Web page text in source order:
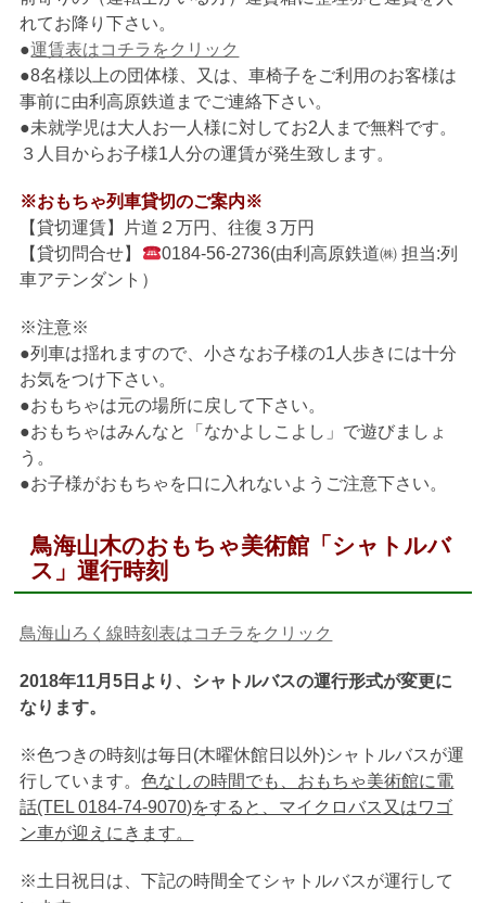
れてお降り下さい。
●運賃表はコチラをクリック
●8名様以上の団体様、又は、車椅子をご利用のお客様は
事前に由利高原鉄道までご連絡下さい。
●未就学児は大人お一人様に対してお2人まで無料です。
３人目からお子様1人分の運賃が発生致します。
※おもちゃ列車貸切のご案内※
【貸切運賃】片道２万円、往復３万円
【貸切問合せ】
0184-56-2736(由利高原鉄道㈱ 担当:列
車アテンダント）
※注意※
●列車は揺れますので、小さなお子様の1人歩きには十分
お気をつけ下さい。
●おもちゃは元の場所に戻して下さい。
●おもちゃはみんなと「なかよしこよし」で遊びましょ
う。
●お子様がおもちゃを口に入れないようご注意下さい。
鳥海山木のおもちゃ美術館「シャトルバ
ス」運行時刻
鳥海山ろく線時刻表はコチラをクリック
2018年11月5日より、シャトルバスの運行形式が変更に
なります。
※色つきの時刻は毎日(木曜休館日以外)シャトルバスが運
行しています。色なしの時間でも、おもちゃ美術館に電
話(TEL 0184-74-9070)をすると、マイクロバス又はワゴ
ン車が迎えにきます。
※土日祝日は、下記の時間全てシャトルバスが運行して